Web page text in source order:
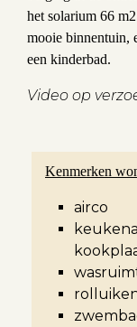
het solarium 66
mooie binnentuin,
een kinderbad.
Video op
Kenmerken
airco